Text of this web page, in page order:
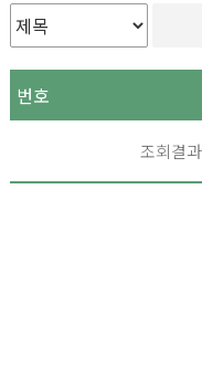
번호
조회결